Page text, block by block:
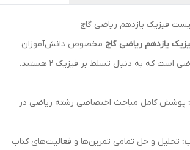
فیزیک یازدهم ریاضی گاج
یازدهم ریاضی گاج مخصوص دانش‌آموزان
که به دنبال تسلط بر فیزیک ۲ هستند.
پوشش کامل مباحث اختصاصی رشته ریاضی در
تحلیل و حل تمامی تمرین‌ها و فعالیت‌های کتاب